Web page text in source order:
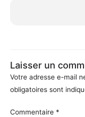
Laisser un
Votre adresse e-mail
obligatoires sont
Commentaire *